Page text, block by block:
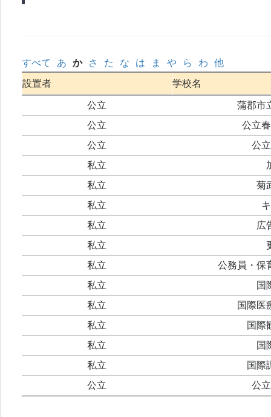
すべて あ か さ た な は ま や ら わ
他
設置者
学校名
公立
蒲郡市
公立
公立
公立
公
私立
私立
菊
私立
私立
広
私立
私立
公務員・保
私立
国
私立
国際医
私立
国際
私立
国
私立
国際
公立
公